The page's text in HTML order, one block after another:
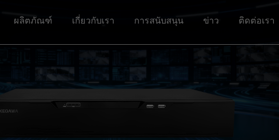
ผลิตภัณฑ์ เกี่ยวกับเรา การสนับสนุน ข่าว ติดต่อเรา